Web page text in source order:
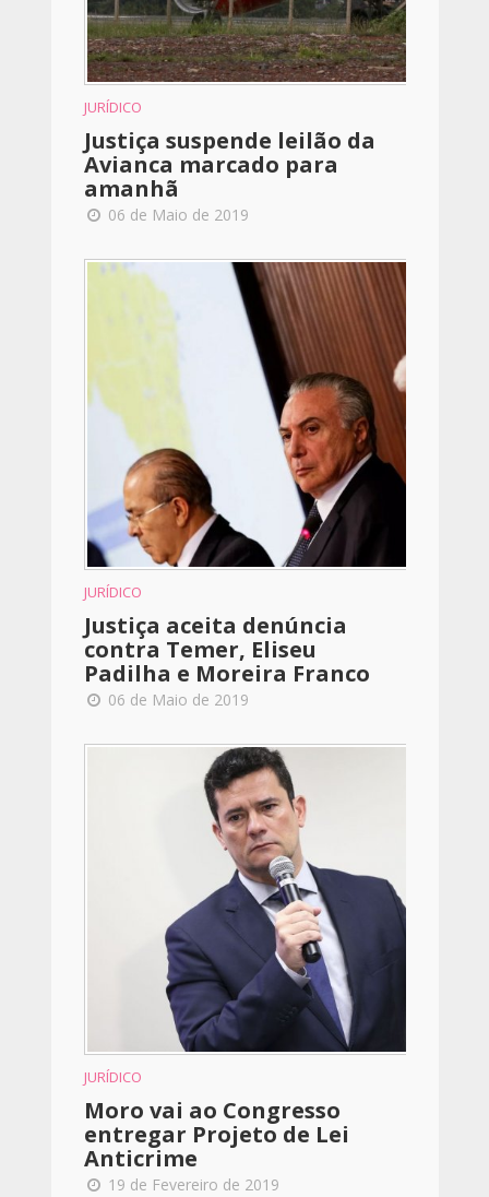
JURÍDICO
Justiça suspende leilão da
Avianca marcado para
amanhã
06 de Maio de 2019
JURÍDICO
Justiça aceita denúncia
contra Temer, Eliseu
Padilha e Moreira Franco
06 de Maio de 2019
JURÍDICO
Moro vai ao Congresso
entregar Projeto de Lei
Anticrime
19 de Fevereiro de 2019